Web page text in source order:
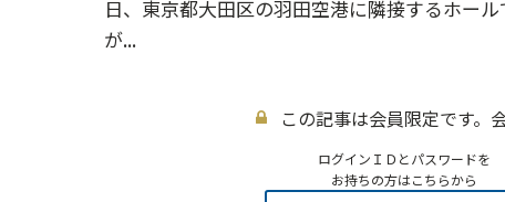
日、東京都大田区の羽田空港に隣接するホー
が...
この記事は会員限定です。
ログインＩＤとパスワードを
お持ちの方はこちらから